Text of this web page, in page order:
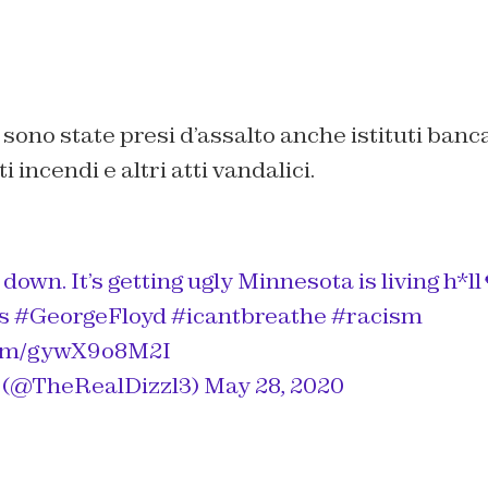
state presi d’assalto anche istituti
incendi e altri atti vandalici.
It’s getting ugly Minnesota is living
#GeorgeFloyd#icantbreathe#racism
gywX9o8M2I
May 28, 2020